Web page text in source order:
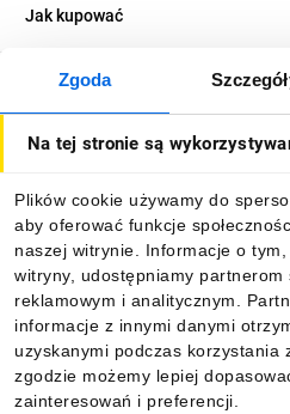
Zgoda
Na tej stronie są
Plików cookie używamy do
aby oferować funkcje
naszej witrynie. Informacje o
witryny, udostępniamy partnerom
reklamowym i analitycznym.
informacje z innymi danymi
uzyskanymi podczas korzystania
zgodzie możemy lepiej
zainteresowań i preferencji.
Jak kupować
O firmie
Informacje
Pobierz naszą